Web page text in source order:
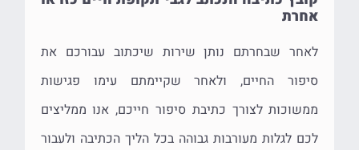
אחרת
לאחר שבחרתם נותן שירות שיכתוב עבורכם את
סיפור החיים, ולאחר שקיימתם עימו פגישות
ממשוכות לצורך כתיבת סיפור חייכם, אנו ממליצים
לכם לגלות מעורבות גבוהה בכל הליך הכתיבה ולעבור